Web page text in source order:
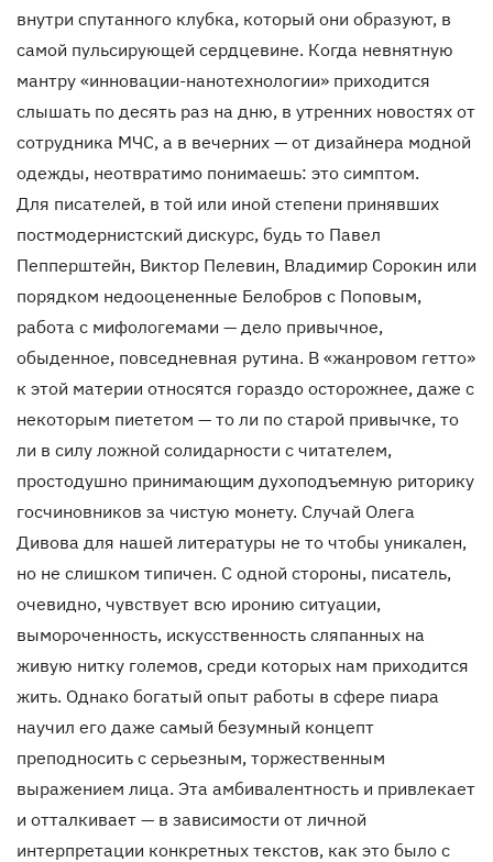
внутри спутанного клубка, который они образуют, в
самой пульсирующей сердцевине. Когда невнятную
мантру «инновации-нанотехнологии» приходится
слышать по десять раз на дню, в утренних новостях от
сотрудника МЧС, а в вечерних — от дизайнера модной
одежды, неотвратимо понимаешь: это симптом.
Для писателей, в той или иной степени принявших
постмодернистский дискурс, будь то Павел
Пепперштейн, Виктор Пелевин, Владимир Сорокин или
порядком недооцененные Белобров с Поповым,
работа с мифологемами — дело привычное,
обыденное, повседневная рутина. В «жанровом гетто»
к этой материи относятся гораздо осторожнее, даже с
некоторым пиететом — то ли по старой привычке, то
ли в силу ложной солидарности с читателем,
простодушно принимающим духоподъемную риторику
госчиновников за чистую монету. Случай Олега
Дивова для нашей литературы не то чтобы уникален,
но не слишком типичен. С одной стороны, писатель,
очевидно, чувствует всю иронию ситуации,
вымороченность, искусственность сляпанных на
живую нитку големов, среди которых нам приходится
жить. Однако богатый опыт работы в сфере пиара
научил его даже самый безумный концепт
преподносить с серьезным, торжественным
выражением лица. Эта амбивалентность и привлекает
и отталкивает — в зависимости от личной
интерпретации конкретных текстов, как это было с